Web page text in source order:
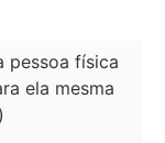
pessoa física
ela mesma